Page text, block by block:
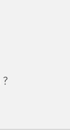
?